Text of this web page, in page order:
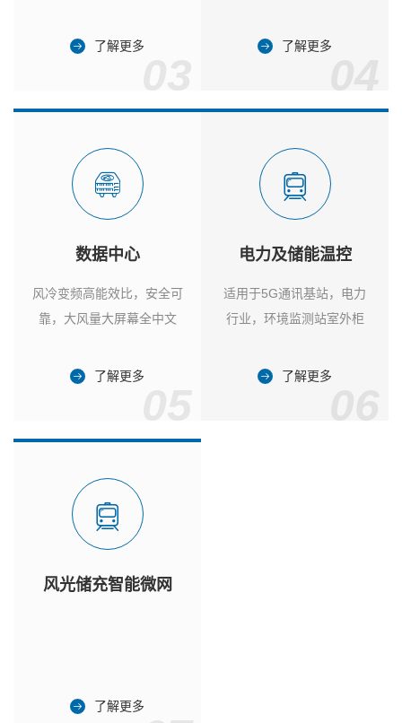
了解更多 了解更多
数据中心
风冷变频高能效比，安全可
靠，大风量大屏幕全中文
了解更多
电力及储能温控
适用于5G通讯基站，电力
行业，环境监测站室外柜
了解更多
风光储充智能微网
了解更多